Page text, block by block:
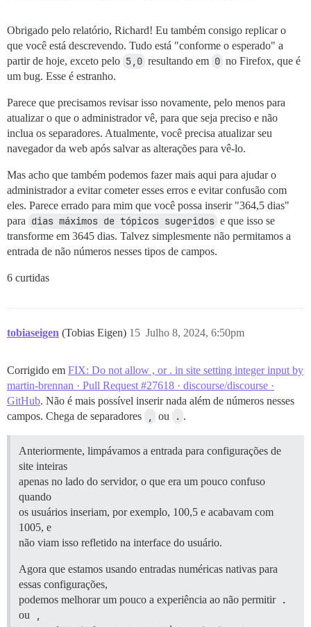
Obrigado pelo relatório, Richard! Eu também consigo replicar o
que você está descrevendo. Tudo está "conforme o esperado" a
partir de hoje, exceto pelo 5,0 resultando em 0 no Firefox, que é
um bug. Esse é estranho.
Parece que precisamos revisar isso novamente, pelo menos para
atualizar o que o administrador vê, para que seja preciso e não
inclua os separadores. Atualmente, você precisa atualizar seu
navegador da web após salvar as alterações para vê-lo.
Mas acho que também podemos fazer mais aqui para ajudar o
administrador a evitar cometer esses erros e evitar confusão com
eles. Parece errado para mim que você possa inserir "364,5 dias"
para dias máximos de tópicos sugeridos e que isso se
transforme em 3645 dias. Talvez simplesmente não permitamos a
entrada de não números nesses tipos de campos.
6 curtidas
tobiaseigen (Tobias Eigen) Julho 8, 2024, 6:50pm
15
Corrigido em FIX: Do not allow , or . in site setting integer input by
martin-brennan · Pull Request #27618 · discourse/discourse ·
GitHub. Não é mais possível inserir nada além de números nesses
campos. Chega de separadores
, ou . .
Anteriormente, limpávamos a entrada para configurações de
site inteiras
apenas no lado do servidor, o que era um pouco confuso
quando
os usuários inseriam, por exemplo, 100,5 e acabavam com
1005, e
não viam isso refletido na interface do usuário.
Agora que estamos usando entradas numéricas nativas para
essas configurações,
podemos melhorar um pouco a experiência ao não permitir .
ou ,